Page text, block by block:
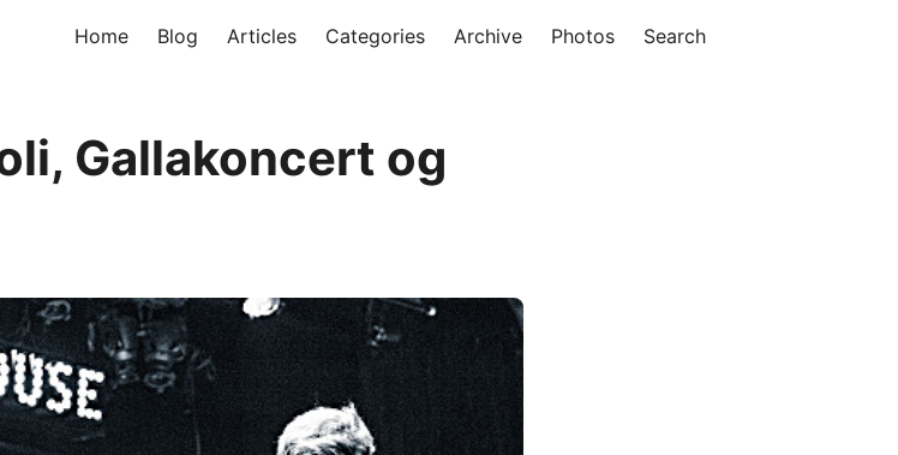
Home Blog Articles Categories Archive Photos Search
Gallakoncert og